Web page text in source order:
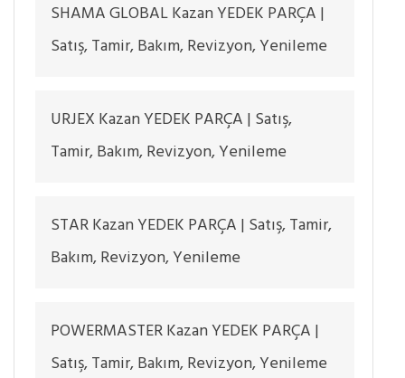
SHAMA GLOBAL Kazan YEDEK PARÇA |
Satış, Tamir, Bakım, Revizyon, Yenileme
URJEX Kazan YEDEK PARÇA | Satış,
Tamir, Bakım, Revizyon, Yenileme
STAR Kazan YEDEK PARÇA | Satış, Tamir,
Bakım, Revizyon, Yenileme
POWERMASTER Kazan YEDEK PARÇA |
Satış, Tamir, Bakım, Revizyon, Yenileme